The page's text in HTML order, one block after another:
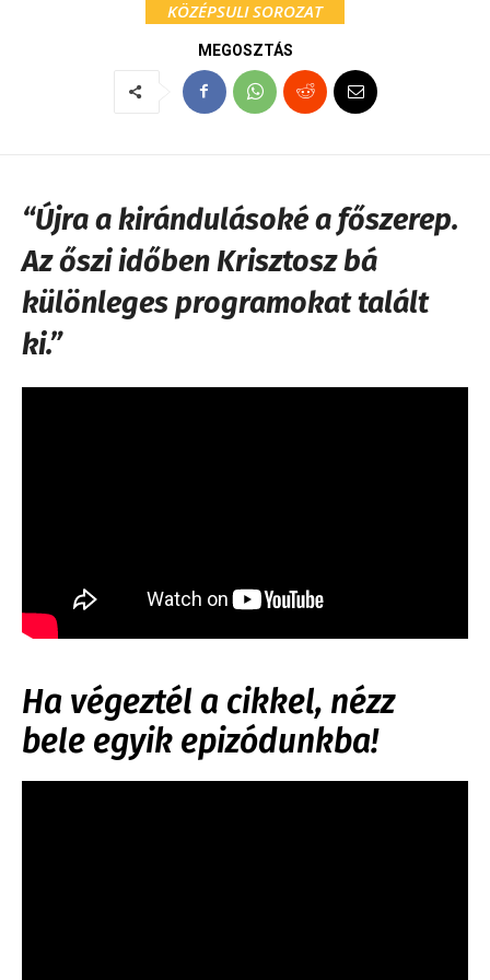
KÖZÉPSULI SOROZAT
MEGOSZTÁS
“Újra a kirándulásoké a főszerep.
Az őszi időben Krisztosz bá
különleges programokat talált
ki.”
Ha végeztél a cikkel, nézz
bele egyik epizódunkba!